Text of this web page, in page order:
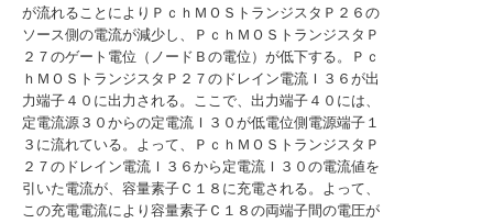
が流れることによりＰｃｈＭＯＳトランジスタＰ２６の
ソース側の電流が減少し、ＰｃｈＭＯＳトランジスタＰ
２７のゲート電位（ノードＢの電位）が低下する。Ｐｃ
ｈＭＯＳトランジスタＰ２７のドレイン電流Ｉ３６が出
力端子４０に出力される。ここで、出力端子４０には、
定電流源３０からの定電流Ｉ３０が低電位側電源端子１
３に流れている。よって、ＰｃｈＭＯＳトランジスタＰ
２７のドレイン電流Ｉ３６から定電流Ｉ３０の電流値を
引いた電流が、容量素子Ｃ１８に充電される。よって、
この充電電流により容量素子Ｃ１８の両端子間の電圧が